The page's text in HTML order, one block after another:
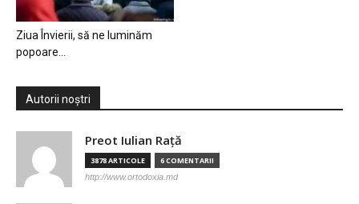
Ziua Învierii, să ne luminăm
popoare…
Autorii noștri
Preot Iulian Raţă
3878 ARTICOLE 6 COMENTARII
http://www.ortodoxia.md